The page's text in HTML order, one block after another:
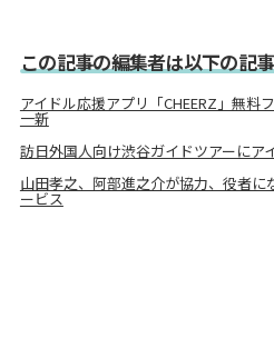
この記事の編集者は以下の記
アイドル応援アプリ「CHEERZ」無料
一新
訪日外国人向け渋谷ガイドツアーにア
山田孝之、阿部進之介が協力、役者
ービス